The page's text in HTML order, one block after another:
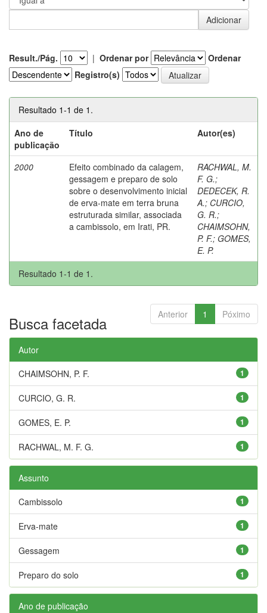
Result./Pág. | Ordenar por
Ordenar
Registro(s)
Resultado 1-1 de 1.
Ano de
publicação
Título Autor(es)
2000
Efeito combinado da calagem,
gessagem e preparo de solo
sobre o desenvolvimento inicial
de erva-mate em terra bruna
estruturada similar, associada
a cambissolo, em Irati, PR.
RACHWAL, M.
F. G.;
DEDECEK, R.
A.; CURCIO,
G. R.;
CHAIMSOHN,
P. F.; GOMES,
E. P.
Resultado 1-1 de 1.
Anterior 1 Póximo
Busca facetada
Autor
1
CHAIMSOHN, P. F.
1
CURCIO, G. R.
1
GOMES, E. P.
1
RACHWAL, M. F. G.
Assunto
1
Cambissolo
1
Erva-mate
1
Gessagem
1
Preparo do solo
Ano de publicação